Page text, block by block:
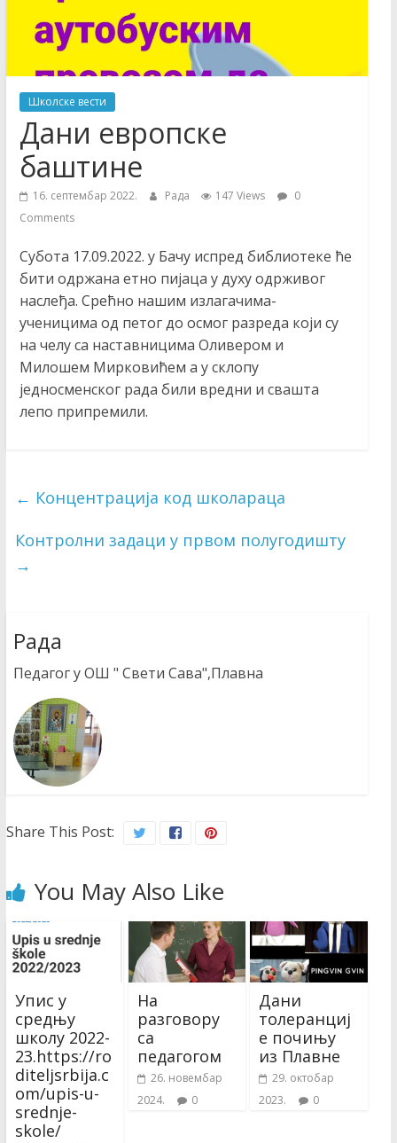
школа
Школске вести
Дани европске
баштине
16. септембар 2022. Рада 147 Views
0
Comments
Субота 17.09.2022. у Бачу испред библиотеке ће
бити одржана етно пијаца у духу одрживог
наслеђа. Срећно нашим излагачима-
ученицима од петог до осмог разреда који су
на челу са наставницима Оливером и
Милошем Мирковићем а у склопу
једносменског рада били вредни и свашта
лепо припремили.
← Концентрација код школараца
Контролни задаци у првом полугодишту
→
Рада
Педагог у ОШ " Свети Сава",Плавна
Share This Post:
You May Also Like
Упис у
средњу
школу 2022-
23.https://ro
diteljsrbija.c
om/upis-u-
srednje-
skole/
На
разговору
са
педагогом
26. новембар
2024.
0
Дани
толеранциј
е почињу
из Плавне
29. октобар
2023.
0